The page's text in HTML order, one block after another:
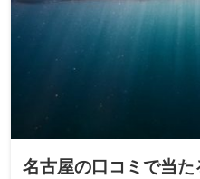
名古屋の口コミで当